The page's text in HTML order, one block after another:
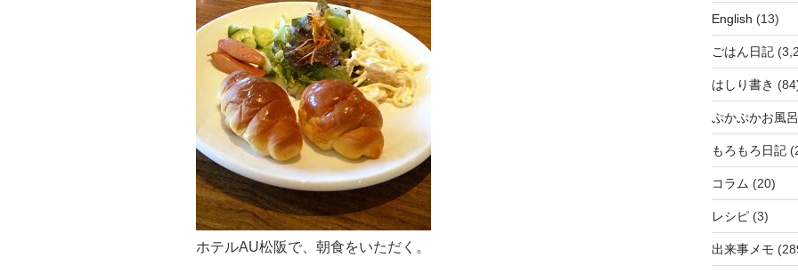
ホテルAU松阪で、朝食をいただく。
English (13)
ごはん日記
はしり書き
ぷかぷかお風
もろもろ日記
コラム (20)
レシピ(3)
出来事メモ